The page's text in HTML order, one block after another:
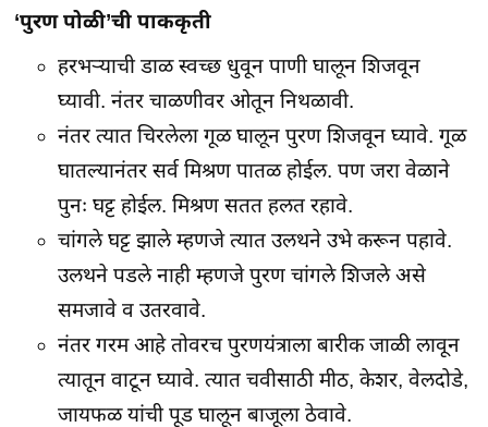
‘पुरण पोळी’ची पाककृती
हरभऱ्याची डाळ स्वच्छ धुवून पाणी घालून शिजवून
घ्यावी. नंतर चाळणीवर ओतून निथळावी.
नंतर त्यात चिरलेला गूळ घालून पुरण शिजवून घ्यावे. गूळ
घातल्यानंतर सर्व मिश्रण पातळ होईल. पण जरा वेळाने
पुनः घट्ट होईल. मिश्रण सतत हलत रहावे.
चांगले घट्ट झाले म्हणजे त्यात उलथने उभे करून पहावे.
उलथने पडले नाही म्हणजे पुरण चांगले शिजले असे
समजावे व उतरवावे.
नंतर गरम आहे तोवरच पुरणयंत्राला बारीक जाळी लावून
त्यातून वाटून घ्यावे. त्यात चवीसाठी मीठ, केशर, वेलदोडे,
जायफळ यांची पूड घालून बाजूला ठेवावे.